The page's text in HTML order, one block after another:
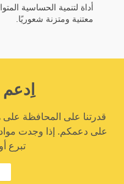
أداة لتنمية الحساسية
معتنية ومتزنة شعوريًا.
قدرتنا على المحافظة على
على دعمكم. إذا وجدت
تبرع